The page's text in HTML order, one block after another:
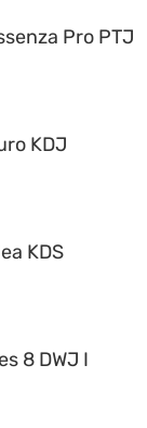
Pro PTJ
KDJ
KDS
8 DWJ I